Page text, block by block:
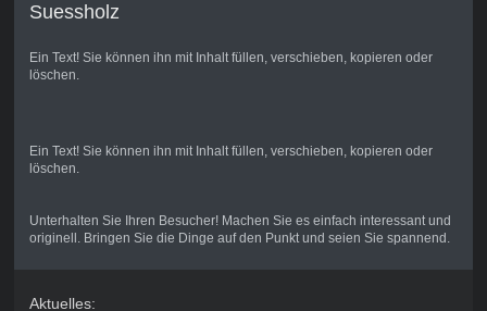
Suessholz
Ein Text! Sie können ihn mit Inhalt füllen, verschieben, kopieren oder
löschen.
Ein Text! Sie können ihn mit Inhalt füllen, verschieben, kopieren oder
löschen.
Unterhalten Sie Ihren Besucher! Machen Sie es einfach interessant und
originell. Bringen Sie die Dinge auf den Punkt und seien Sie spannend.
Aktuelles: